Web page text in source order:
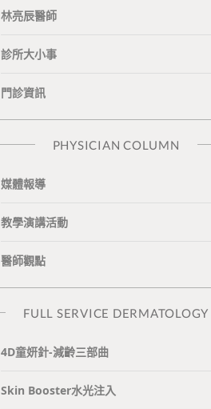
b
k
n
e
林亮辰醫師
診所大小事
門診資訊
PHYSICIAN COLUMN
媒體報導
教學演講活動
醫師觀點
FULL SERVICE DERMATOLOGY
4D童妍針-減齡三部曲
Skin Booster水光注入